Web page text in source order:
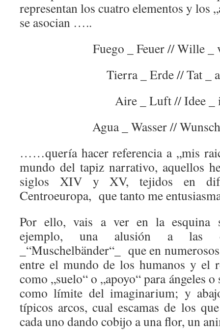
representan los cuatro elementos y los
se asocian …..
Fuego _ Feuer // Wille _
Tierra _ Erde // Tat _
Aire _ Luft // Idee _
Agua _ Wasser //
……quería hacer referencia a „mis
mundo del tapiz narrativo, aquellos
siglos XIV y XV, tejidos en
Centroeuropa, que tanto me
Por ello, vais a ver en la esquina
ejemplo, una alusión a las
_“Muschelbänder“_ que en
entre el mundo de los humanos y el
como „suelo“ o „apoyo“ para ángeles
como límite del imaginarium; y
típicos arcos, cual escamas de los
cada uno dando cobijo a una flor, un